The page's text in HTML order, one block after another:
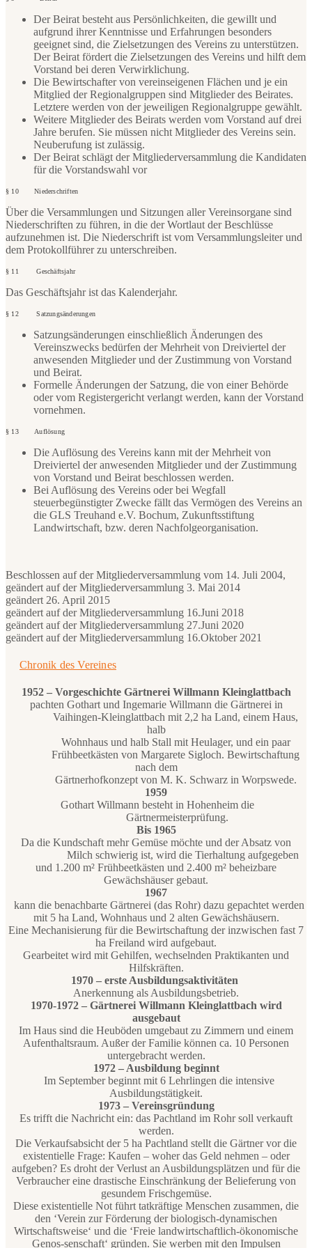
Der Beirat besteht aus Persönlichkeiten, die gewillt und
aufgrund ihrer Kenntnisse und Erfahrungen besonders
geeignet sind, die Zielsetzungen des Vereins zu unterstützen.
Der Beirat fördert die Zielsetzungen des Vereins und hilft dem
Vorstand bei deren Verwirklichung.
Die Bewirtschafter von vereinseigenen Flächen und je ein
Mitglied der Regionalgruppen sind Mitglieder des Beirates.
Letztere werden von der jeweiligen Regionalgruppe gewählt.
Weitere Mitglieder des Beirats werden vom Vorstand auf drei
Jahre berufen. Sie müssen nicht Mitglieder des Vereins sein.
Neuberufung ist zulässig.
Der Beirat schlägt der Mitgliederversammlung die Kandidaten
für die Vorstandswahl vor
§ 10 Niederschriften
Über die Versammlungen und Sitzungen aller Vereinsorgane sind
Niederschriften zu führen, in die der Wortlaut der Beschlüsse
aufzunehmen ist. Die Niederschrift ist vom Versammlungsleiter und
dem Protokollführer zu unterschreiben.
§ 11 Geschäftsjahr
Das Geschäftsjahr ist das Kalenderjahr.
§ 12 Satzungsänderungen
Satzungsänderungen einschließlich Änderungen des
Vereinszwecks bedürfen der Mehrheit von Dreiviertel der
anwesenden Mitglieder und der Zustimmung von Vorstand
und Beirat.
Formelle Änderungen der Satzung, die von einer Behörde
oder vom Registergericht verlangt werden, kann der Vorstand
vornehmen.
§ 13 Auflösung
Die Auflösung des Vereins kann mit der Mehrheit von
Dreiviertel der anwesenden Mitglieder und der Zustimmung
von Vorstand und Beirat beschlossen werden.
Bei Auflösung des Vereins oder bei Wegfall
steuerbegünstigter Zwecke fällt das Vermögen des Vereins an
die GLS Treuhand e.V. Bochum, Zukunftsstiftung
Landwirtschaft, bzw. deren Nachfolgeorganisation.
Beschlossen auf der Mitgliederversammlung vom 14. Juli 2004,
geändert auf der Mitgliederversammlung 3. Mai 2014
geändert 26. April 2015
geändert auf der Mitgliederversammlung 16.Juni 2018
geändert auf der Mitgliederversammlung 27.Juni 2020
geändert auf der Mitgliederversammlung 16.Oktober 2021
Chronik des Vereines
1952 – Vorgeschichte Gärtnerei Willmann Kleinglattbach
pachten Gothart und Ingemarie Willmann die Gärtnerei in
Vaihingen-Kleinglattbach mit 2,2 ha Land, einem Haus,
halb
Wohnhaus und halb Stall mit Heulager, und ein paar
Frühbeetkästen von Margarete Sigloch. Bewirtschaftung
nach dem
Gärtnerhofkonzept von M. K. Schwarz in Worpswede.
1959
Gothart Willmann besteht in Hohenheim die
Gärtnermeisterprüfung.
Bis 1965
Da die Kundschaft mehr Gemüse möchte und der Absatz von
Milch schwierig ist, wird die Tierhaltung aufgegeben
und 1.200 m² Frühbeetkästen und 2.400 m² beheizbare
Gewächshäuser gebaut.
1967
kann die benachbarte Gärtnerei (das Rohr) dazu gepachtet werden
mit 5 ha Land, Wohnhaus und 2 alten Gewächshäusern.
Eine Mechanisierung für die Bewirtschaftung der inzwischen fast 7
ha Freiland wird aufgebaut.
Gearbeitet wird mit Gehilfen, wechselnden Praktikanten und
Hilfskräften.
1970 – erste Ausbildungsaktivitäten
Anerkennung als Ausbildungsbetrieb.
1970-1972 – Gärtnerei Willmann Kleinglattbach wird
ausgebaut
Im Haus sind die Heuböden umgebaut zu Zimmern und einem
Aufenthaltsraum. Außer der Familie können ca. 10 Personen
untergebracht werden.
1972 – Ausbildung beginnt
Im September beginnt mit 6 Lehrlingen die intensive
Ausbildungstätigkeit.
1973 – Vereinsgründung
Es trifft die Nachricht ein: das Pachtland im Rohr soll verkauft
werden.
Die Verkaufsabsicht der 5 ha Pachtland stellt die Gärtner vor die
existentielle Frage: Kaufen – woher das Geld nehmen – oder
aufgeben? Es droht der Verlust an Ausbildungsplätzen und für die
Verbraucher eine drastische Einschränkung der Belieferung von
gesundem Frischgemüse.
Diese existentielle Not führt tatkräftige Menschen zusammen, die
den ‘Verein zur Förderung der biologisch-dynamischen
Wirtschaftsweise‘ und die ‘Freie landwirtschaftlich-ökonomische
Genos-senschaft‘ gründen. Sie werben mit den Impulsen